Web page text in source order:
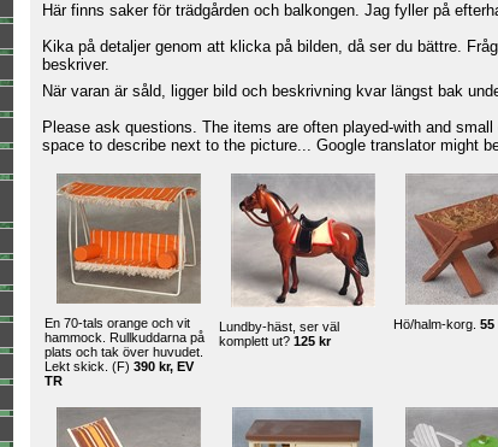
Här finns saker för trädgården och balkongen. Jag fyller på
Kika på detaljer genom att klicka på bilden, då ser du bättre.
beskriver.
När varan är såld, ligger bild och beskrivning kvar längst bak
Please ask questions. The items are often played-with and
space to describe next to the picture... Google translator might
En 70-tals orange och vit
hammock. Rullkuddarna på
plats och tak över huvudet.
Lekt skick. (F) 390 kr, EV
TR
Lundby-häst, ser väl
komplett ut? 125 kr
Hö/halm-korg. 55